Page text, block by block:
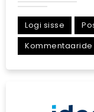
Logi sisse
Kommentaaride